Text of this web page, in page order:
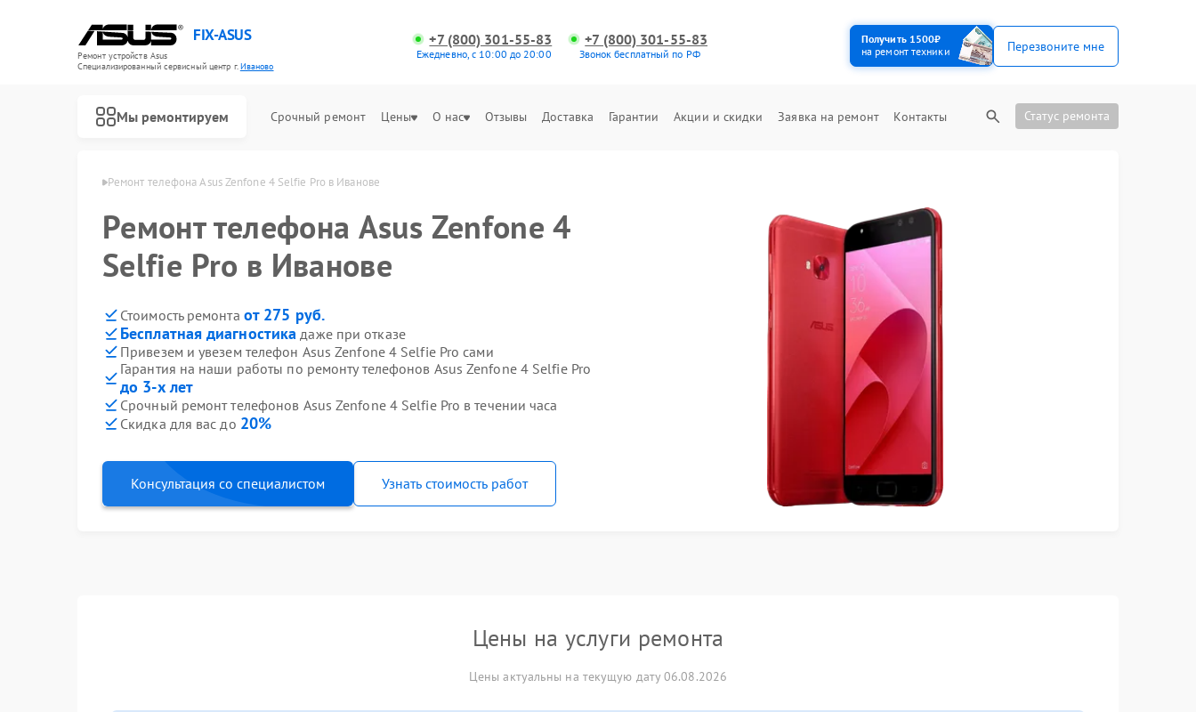
FIX-ASUS
Ремонт устройств Asus
Специализированный cервисный центр г.Иваново
+7 (800) 301-55-83
Ежедневно, с 10:00 до 20:00
+7 (800) 301-55-83
Звонок бесплатный по РФ
Получить 1500₽
на ремонт техники
Перезвоните мне
Мы ремонтируем Срочный ремонт Цены О нас Отзывы Доставка Гарантии Акции и скидки Заявка на ремонт Контакты Статус ремонта
Ремонт телефона Asus Zenfone 4 Selfie Pro в Иванове
Ремонт телефона Asus Zenfone 4
Selfie Pro в Иванове
Стоимость ремонта от 275 руб.
Бесплатная диагностика даже при отказе
Привезем и увезем телефон Asus Zenfone 4 Selfie Pro сами
Гарантия на наши работы по ремонту телефонов Asus Zenfone 4 Selfie Pro
до 3-х лет
Срочный ремонт телефонов Asus Zenfone 4 Selfie Pro в течении часа
Скидка для вас до 20%
Консультация со специалистом Узнать стоимость работ
Цены на услуги ремонта
Цены актуальны на текущую дату 06.08.2026